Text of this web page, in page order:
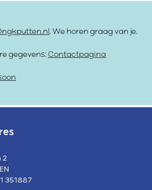
. We horen graag van je.
gegevens: Contactpagina
2
351887